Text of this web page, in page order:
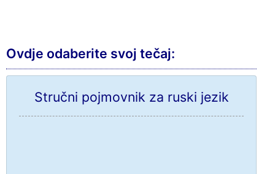
Ovdje odaberite svoj tečaj:
Stručni pojmovnik za ruski jezik